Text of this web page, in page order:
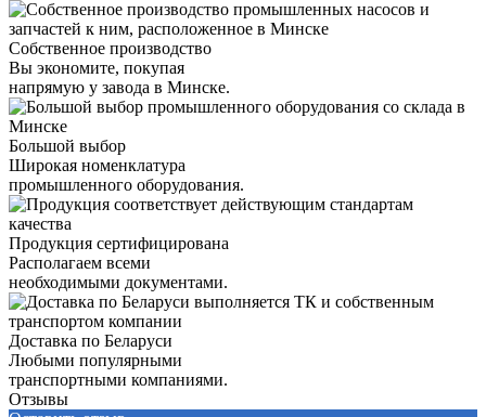
Собственное производство
Вы экономите, покупая
напрямую у завода в Минске.
Большой выбор
Широкая номенклатура
промышленного оборудования.
Продукция сертифицирована
Располагаем всеми
необходимыми документами.
Доставка по Беларуси
Любыми популярными
транспортными компаниями.
Отзывы